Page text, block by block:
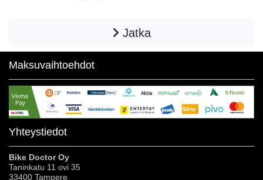
Jatka
Maksuvaihtoehdot
Yhteystiedot
Bike Doctor Oy
Taninkatu 11 ovi 35
33400 Tampere